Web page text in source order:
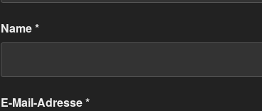
Name*
E-Mail-Adresse*